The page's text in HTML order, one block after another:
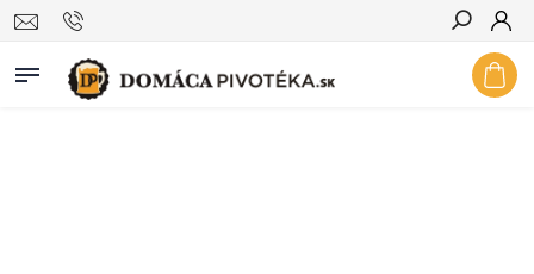
Hľadať